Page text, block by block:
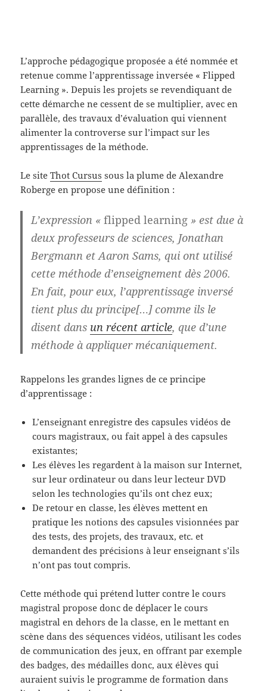
L’approche pédagogique proposée a été nommée et
retenue comme l’apprentissage inversée « Flipped
Learning ». Depuis les projets se revendiquant de
cette démarche ne cessent de se multiplier, avec en
parallèle, des travaux d’évaluation qui viennent
alimenter la controverse sur l’impact sur les
apprentissages de la méthode.
Le siteThot Cursus sous la plume de Alexandre
Roberge en propose une définition :
L’expression «flipped learning » est due à
deux professeurs de sciences, Jonathan
Bergmann et Aaron Sams, qui ont utilisé
cette méthode d’enseignement dès 2006.
En fait, pour eux, l’apprentissage inversé
tient plus du principe[…] comme ils le
disent dans un récent article, que d’une
méthode à appliquer mécaniquement.
Rappelons les grandes lignes de ce principe
d’apprentissage :
L’enseignant enregistre des capsules vidéos de
cours magistraux, ou fait appel à des capsules
existantes;
Les élèves les regardent à la maison sur Internet,
sur leur ordinateur ou dans leur lecteur DVD
selon les technologies qu’ils ont chez eux;
De retour en classe, les élèves mettent en
pratique les notions des capsules visionnées par
des tests, des projets, des travaux, etc. et
demandent des précisions à leur enseignant s’ils
n’ont pas tout compris.
Cette méthode qui prétend lutter contre le cours
magistral propose donc de déplacer le cours
magistral en dehors de la classe, en le mettant en
scène dans des séquences vidéos, utilisant les codes
de communication des jeux, en offrant par exemple
des badges, des médailles donc, aux élèves qui
auraient suivis le programme de formation dans